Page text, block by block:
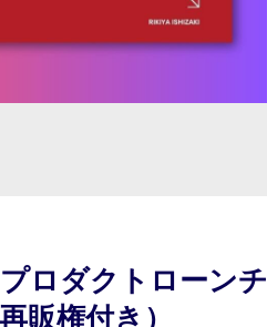
ロダクトローンチ
販権付き）